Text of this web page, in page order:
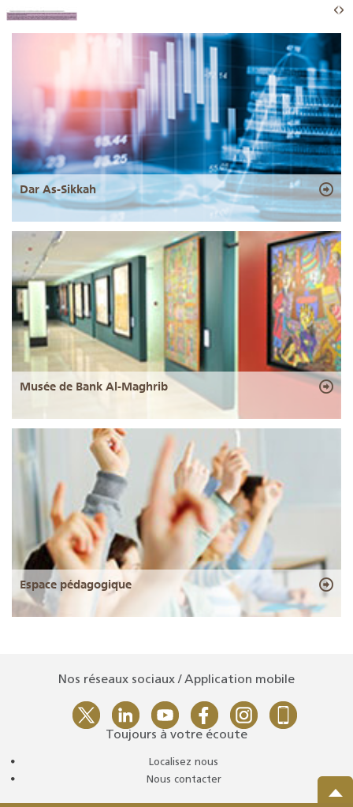
Dar As-Sikkah
Musée de Bank Al-Maghrib
Espace pédagogique
Nos réseaux sociaux / Application mobile
Toujours à votre écoute
Localisez nous
Nous contacter